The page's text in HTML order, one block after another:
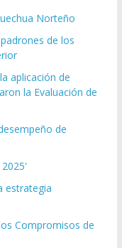
Norteño
de los
aplicación de
la Evaluación de
de
estrategia
Compromisos de